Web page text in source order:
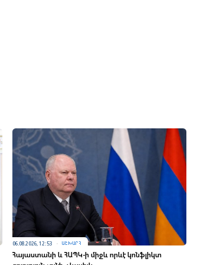
06.08.2026, 12:53 ԱՇԽԱՐՀ
Հայաստանի և ՀԱՊԿ-ի միջև որևէ կոնֆլիկտ